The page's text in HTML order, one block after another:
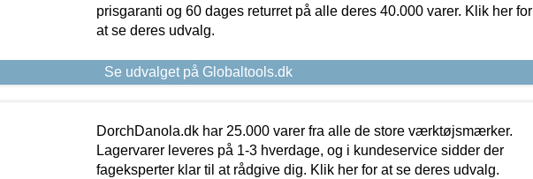
prisgaranti og 60 dages returret på alle deres 40.000 varer. Klik her for
at se deres udvalg.
Se udvalget på Globaltools.dk
DorchDanola.dk har 25.000 varer fra alle de store værktøjsmærker.
Lagervarer leveres på 1-3 hverdage, og i kundeservice sidder der
fageksperter klar til at rådgive dig. Klik her for at se deres udvalg.